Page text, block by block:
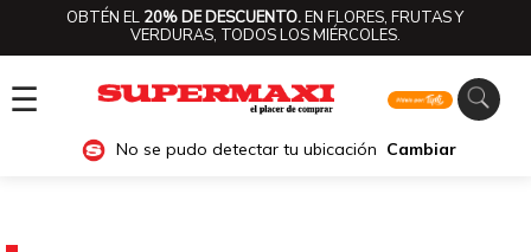
OBTÉN EL 20% DE DESCUENTO.EN FLORES, FRUTAS Y
VERDURAS, TODOS LOS MIÉRCOLES.
☰
No se pudo detectar tu ubicación Cambiar